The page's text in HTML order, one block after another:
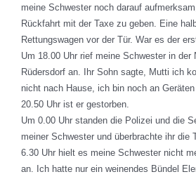
meine Schwester noch darauf
Rückfahrt mit der Taxe zu geben. Eine
Rettungswagen vor der Tür. War es der
Um 18.00 Uhr rief meine Schwester in der
Rüdersdorf an. Ihr Sohn sagte, Mutti ich
nicht nach Hause, ich bin noch an
20.50 Uhr ist er gestorben.
Um 0.00 Uhr standen die Polizei und die
meiner Schwester und überbrachte ihr die
6.30 Uhr hielt es meine Schwester nicht
an. Ich hatte nur ein weinendes Bündel